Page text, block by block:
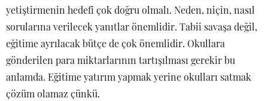
yetiştirmenin hedefi çok doğru olmalı. Neden, niçin, nasıl
sorularına verilecek yanıtlar önemlidir. Tabii savaşa değil,
eğitime ayrılacak bütçe de çok önemlidir. Okullara
gönderilen para miktarlarının tartışılması gerekir bu
anlamda. Eğitime yatırım yapmak yerine okulları satmak
çözüm olamaz çünkü.